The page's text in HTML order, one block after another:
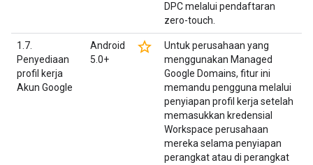
DPC melalui pendaftaran
zero-touch.
1.7.
Penyediaan
profil kerja
Akun Google
Android
5.0+
star_border
Untuk perusahaan yang
menggunakan Managed
Google Domains, fitur ini
memandu pengguna melalui
penyiapan profil kerja setelah
memasukkan kredensial
Workspace perusahaan
mereka selama penyiapan
perangkat atau di perangkat